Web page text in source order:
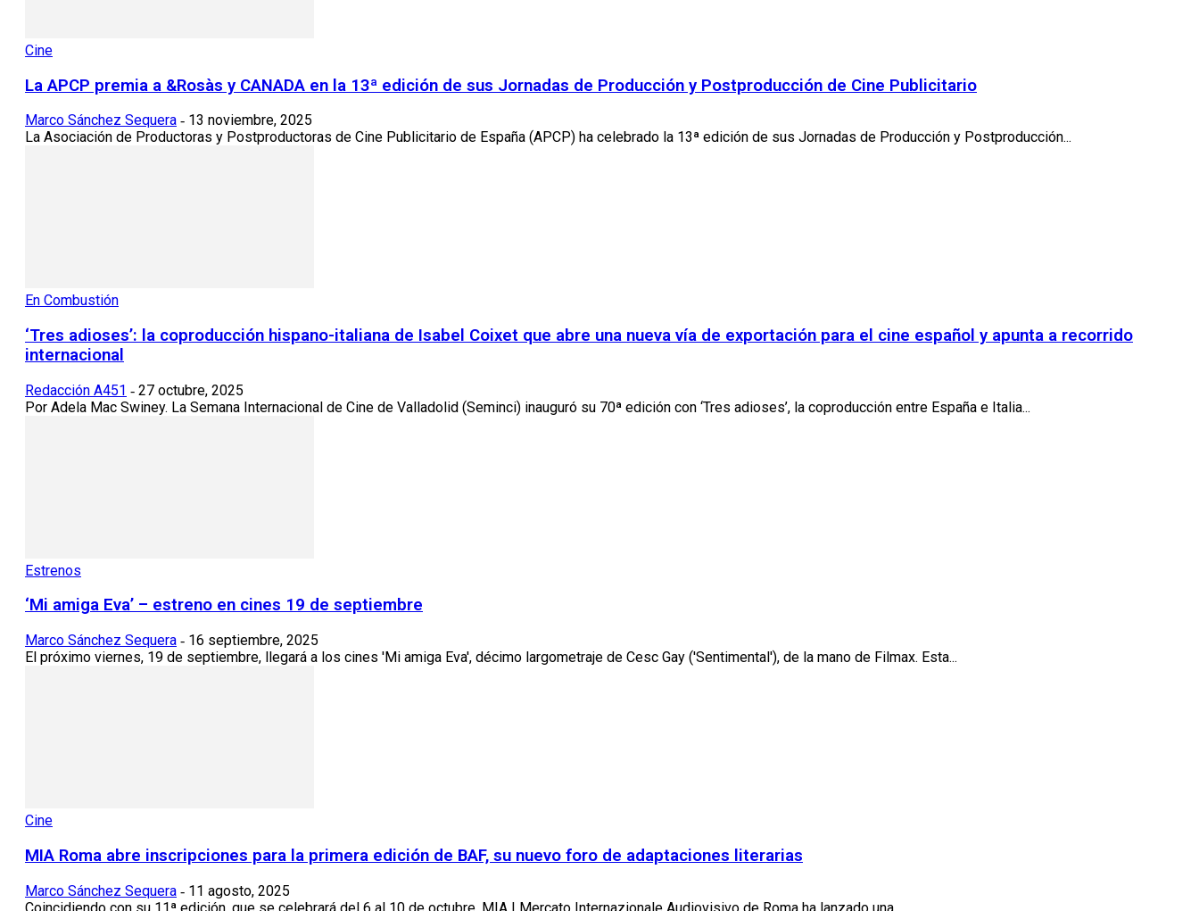
Cine
La APCP premia a &Rosàs y CANADA en la 13ª edición de sus Jornadas de Producción y Postproducción de Cine Publicitario
Marco Sánchez Sequera - 13 noviembre, 2025
La Asociación de Productoras y Postproductoras de Cine Publicitario de España (APCP) ha celebrado la 13ª edición de sus Jornadas de Producción y Postproducción...
En Combustión
‘Tres adioses’: la coproducción hispano-italiana de Isabel Coixet que abre una nueva vía de exportación para el cine español y apunta a recorrido
internacional
Redacción A451 - 27 octubre, 2025
Por Adela Mac Swiney. La Semana Internacional de Cine de Valladolid (Seminci) inauguró su 70ª edición con ‘Tres adioses’, la coproducción entre España e Italia...
Estrenos
‘Mi amiga Eva’ – estreno en cines 19 de septiembre
Marco Sánchez Sequera - 16 septiembre, 2025
El próximo viernes, 19 de septiembre, llegará a los cines 'Mi amiga Eva', décimo largometraje de Cesc Gay ('Sentimental'), de la mano de Filmax. Esta...
Cine
MIA Roma abre inscripciones para la primera edición de BAF, su nuevo foro de adaptaciones literarias
Marco Sánchez Sequera - 11 agosto, 2025
Coincidiendo con su 11ª edición, que se celebrará del 6 al 10 de octubre, MIA | Mercato Internazionale Audiovisivo de Roma ha lanzado una...